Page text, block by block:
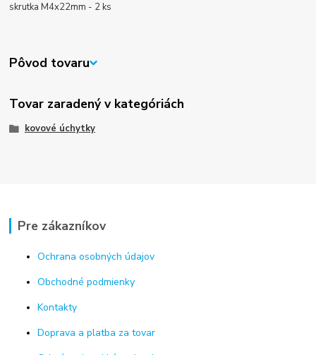
skrutka M4x22mm - 2 ks
Pôvod tovaru
Tovar zaradený v kategóriách
kovové úchytky
Pre zákazníkov
Ochrana osobných údajov
Obchodné podmienky
Kontakty
Doprava a platba za tovar